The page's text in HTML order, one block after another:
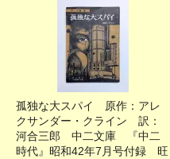
孤独な大スパイ 原作：アレ
クサンダー・クライン 訳：
河合三郎 中二文庫 『中二
時代』昭和42年7月号付録 旺